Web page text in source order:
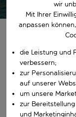
Finde deinen
Beginne mit der
Nach
wir
Mit Ihrer
anpassen
die Leistung und
verbessern;
zur
auf unserer
um unsere
zur
und